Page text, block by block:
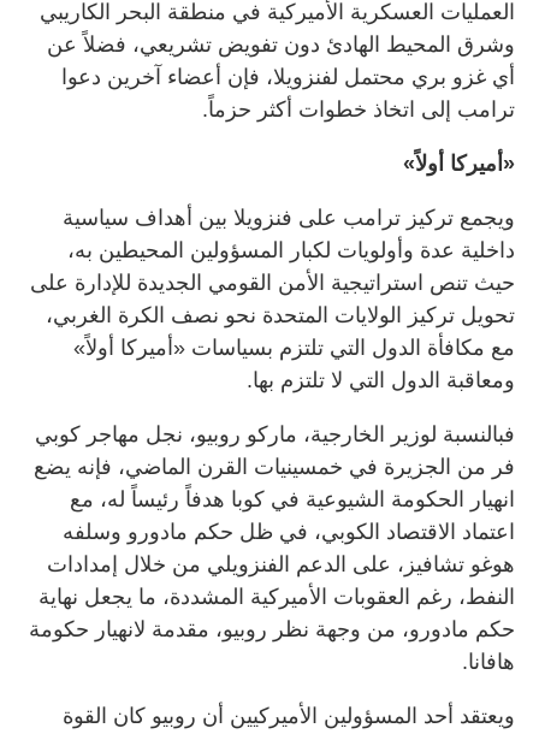
العمليات العسكرية الأميركية في منطقة البحر الكاريبي
وشرق المحيط الهادئ دون تفويض تشريعي، فضلاً عن
أي غزو بري محتمل لفنزويلا، فإن أعضاء آخرين دعوا
ترامب إلى اتخاذ خطوات أكثر حزماً.
«أميركا أولاً»
ويجمع تركيز ترامب على فنزويلا بين أهداف سياسية
داخلية عدة وأولويات لكبار المسؤولين المحيطين به،
حيث تنص استراتيجية الأمن القومي الجديدة للإدارة على
تحويل تركيز الولايات المتحدة نحو نصف الكرة الغربي،
مع مكافأة الدول التي تلتزم بسياسات «أميركا أولاً»
ومعاقبة الدول التي لا تلتزم بها.
فبالنسبة لوزير الخارجية، ماركو روبيو، نجل مهاجر كوبي
فر من الجزيرة في خمسينيات القرن الماضي، فإنه يضع
انهيار الحكومة الشيوعية في كوبا هدفاً رئيساً له، مع
اعتماد الاقتصاد الكوبي، في ظل حكم مادورو وسلفه
هوغو تشافيز، على الدعم الفنزويلي من خلال إمدادات
النفط، رغم العقوبات الأميركية المشددة، ما يجعل نهاية
حكم مادورو، من وجهة نظر روبيو، مقدمة لانهيار حكومة
هافانا.
ويعتقد أحد المسؤولين الأميركيين أن روبيو كان القوة